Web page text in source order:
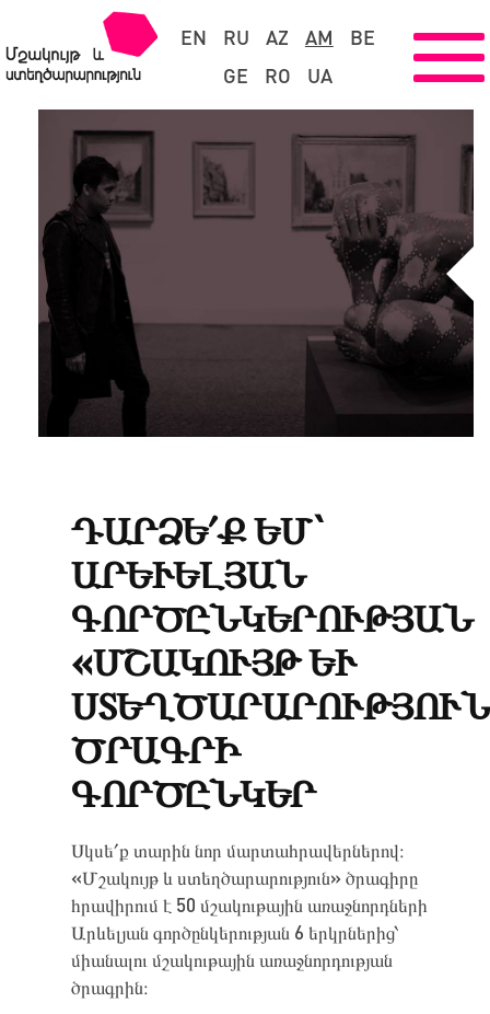
EN RU AZ AM
BE
GE
RO UA
ԴԱՐՁԵ՛Ք ԵՄ`
ԱՐԵՒԵԼՅԱՆ Գ
ՈՐԾԸՆԿԵՐՈՒԹՅԱՆ «
ՄՇԱԿՈՒՅԹ ԵՒ ՍՏ
ԵՂԾԱՐԱՐՈՒԹՅՈՒՆ»
ԱԳՐԻ ԳՈ
ՐԾԸՆԿԵՐ
Սկսե՛ք տարին նոր մարտահրավերներով։
«Մշակույթ և ստեղծարարություն» ծրագիրը
հրավիրում է 50 մշակութային առաջնորդների
Արևելյան գործընկերության 6 երկրներից՝
միանալու մշակութային առաջնորդության
ծրագրին։